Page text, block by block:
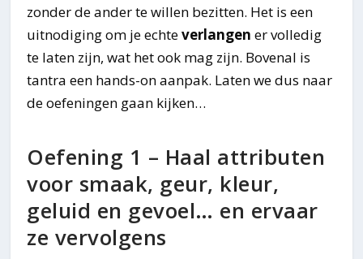
zonder de ander te willen bezitten. Het is een
uitnodiging om je echteverlangen er volledig
te laten zijn, wat het ook mag zijn. Bovenal is
tantra een hands-on aanpak. Laten we dus naar
de oefeningen gaan kijken…
Oefening 1 – Haal attributen
voor smaak, geur, kleur,
geluid en gevoel… en ervaar
ze vervolgens